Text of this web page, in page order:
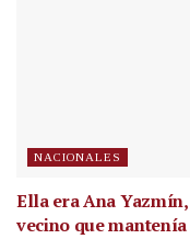
NACIONALES
Ella era Ana
vecino que